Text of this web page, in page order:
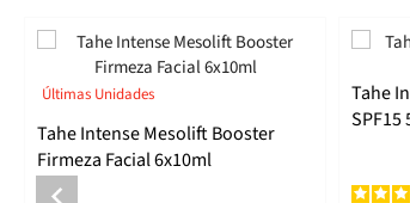
Últimas Unidades
Tahe Intense Mesolift Booster
Firmeza Facial 6x10ml
Tahe
SPF15